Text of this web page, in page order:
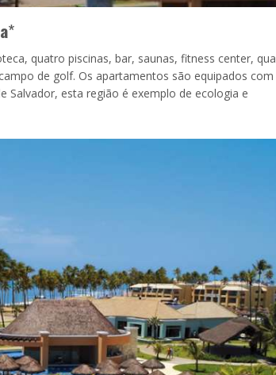
*
quatro piscinas, bar, saunas, fitness center,
de golf. Os apartamentos são equipados com
Salvador, esta região é exemplo de ecologia e